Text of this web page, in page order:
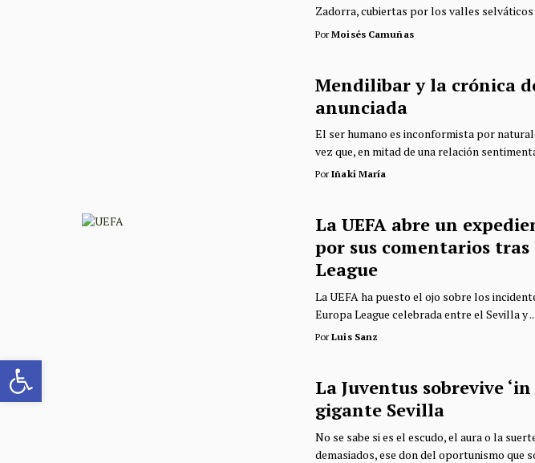
Abrir barra de herramientas
Zadorra, cubiertas por los valles selváticos
PorMoisés Camuñas
Mendilibar y la crónica
anunciada
El ser humano es inconformista por
vez que, en mitad de una relación
PorIñaki María
La UEFA abre un
por sus comentarios
League
La UEFA ha puesto el ojo sobre los
Europa League celebrada entre el Sevilla y ...
PorLuis Sanz
La Juventus sobrevive
gigante Sevilla
No se sabe si es el escudo, el aura o la
demasiados, ese don del oportunismo que